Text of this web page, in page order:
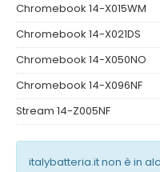
Chromebook 14-X015WM
Chromebook 14-X021DS
Chromebook 14-X050NO
Chromebook 14-X096NF
Stream 14-Z005NF
italybatteria.it non è in